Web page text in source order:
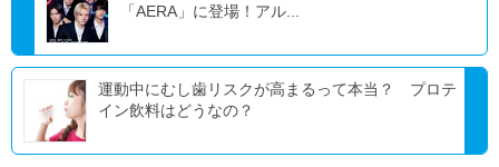
「AERA」に登場！アル...
運動中にむし歯リスクが高まるって本当？ プロテ
イン飲料はどうなの？